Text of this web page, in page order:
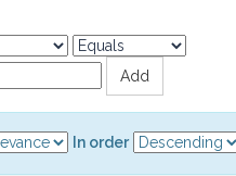
In order